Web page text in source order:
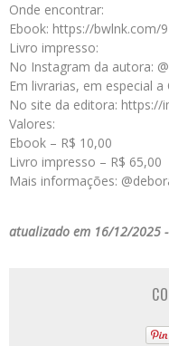
Onde encontrar:
Ebook: https://bwlnk.com/
Livro impresso:
No Instagram da autora:
Em livrarias, em especial a
No site da editora: https://
Valores:
Ebook – R$ 10,00
Livro impresso – R$ 65,00
Mais informações:
atualizado em 16/12/2025